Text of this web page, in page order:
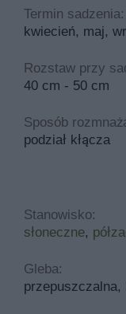
Termin sadzenia:
kwiecień, maj,
Rozstaw przy
40 cm - 50 cm
Sposób
podział kłącza
Stanowisko:
słoneczne,
Gleba: